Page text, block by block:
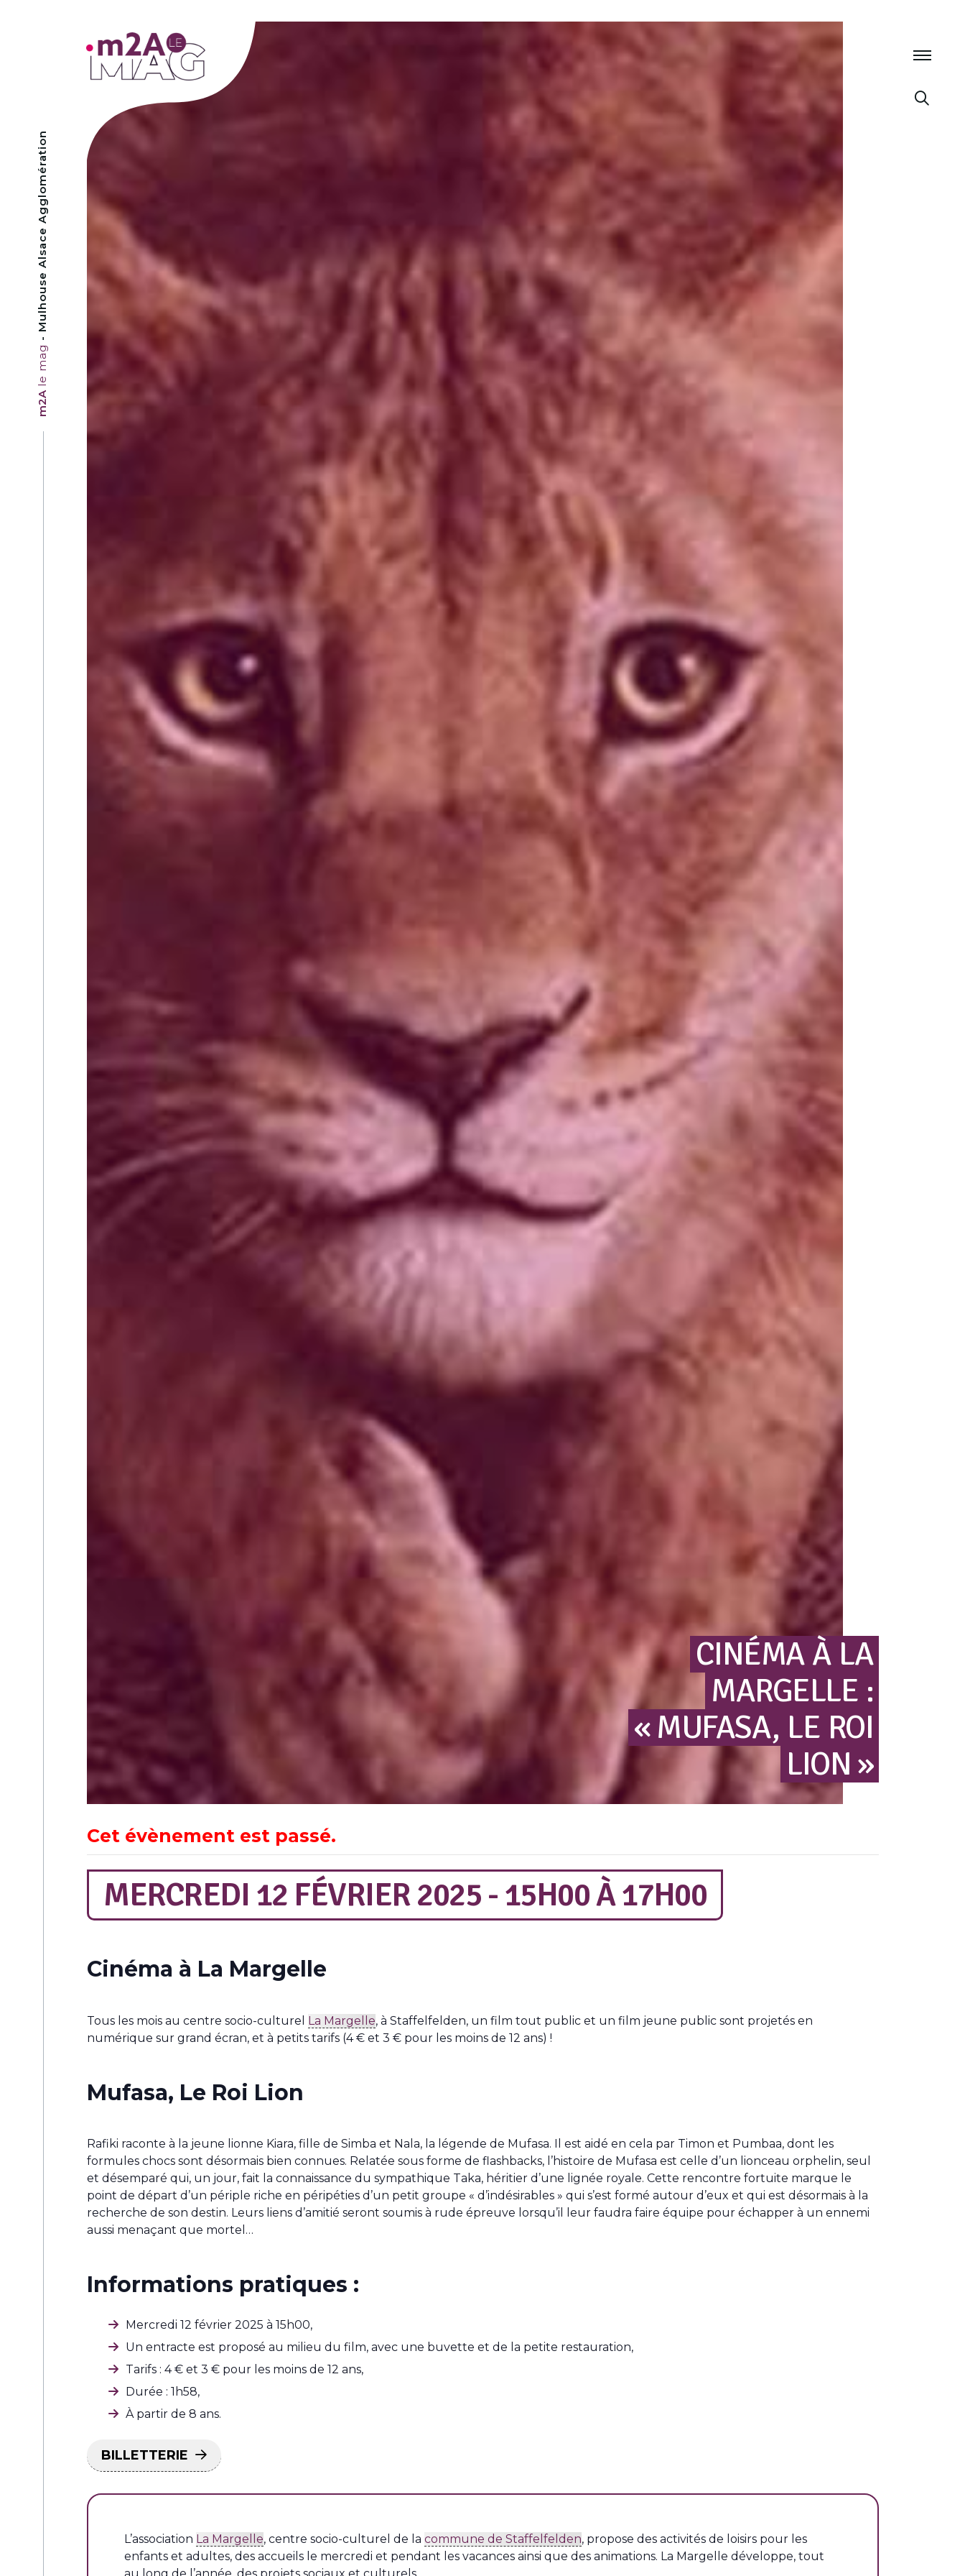
m2A
le mag
- Mulhouse Alsace Agglomération
CINÉMA À LA
MARGELLE :
« MUFASA, LE ROI
LION »
Cet évènement est passé.
MERCREDI 12 FÉVRIER 2025 - 15H00À17H00
Cinéma à La Margelle
Tous les mois au centre socio-culturel La Margelle, à Staffelfelden, un film tout public et un film jeune public sont projetés en
numérique sur grand écran, et à petits tarifs (4 € et 3 € pour les moins de 12 ans) !
Mufasa, Le Roi Lion
Rafiki raconte à la jeune lionne Kiara, fille de Simba et Nala, la légende de Mufasa. Il est aidé en cela par Timon et Pumbaa, dont les
formules chocs sont désormais bien connues. Relatée sous forme de flashbacks, l’histoire de Mufasa est celle d’un lionceau orphelin, seul
et désemparé qui, un jour, fait la connaissance du sympathique Taka, héritier d’une lignée royale. Cette rencontre fortuite marque le
point de départ d’un périple riche en péripéties d’un petit groupe « d’indésirables » qui s’est formé autour d’eux et qui est désormais à la
recherche de son destin. Leurs liens d’amitié seront soumis à rude épreuve lorsqu’il leur faudra faire équipe pour échapper à un ennemi
aussi menaçant que mortel…
Informations pratiques :
Mercredi 12 février 2025 à 15h00,
Un entracte est proposé au milieu du film, avec une buvette et de la petite restauration,
Tarifs : 4 € et 3 € pour les moins de 12 ans,
Durée : 1h58,
À partir de 8 ans.
BILLETTERIE
L’association La Margelle, centre socio-culturel de la commune de Staffelfelden, propose des activités de loisirs pour les
enfants et adultes, des accueils le mercredi et pendant les vacances ainsi que des animations. La Margelle développe, tout